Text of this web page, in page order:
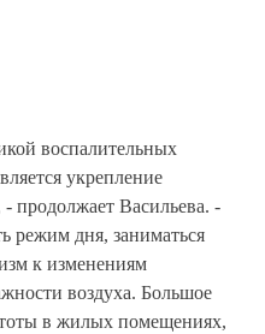
воспалительных
укрепление
- продолжает Васильева. -
режим дня, заниматься
к изменениям
воздуха. Большое
в жилых помещениях,